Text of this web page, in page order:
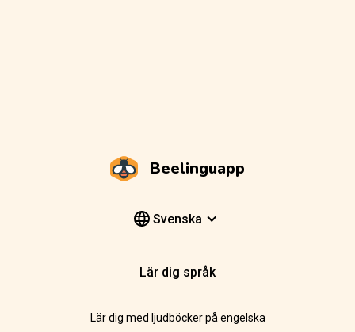
Beelinguapp
Svenska
Lär dig språk
Lär dig med ljudböcker på engelska